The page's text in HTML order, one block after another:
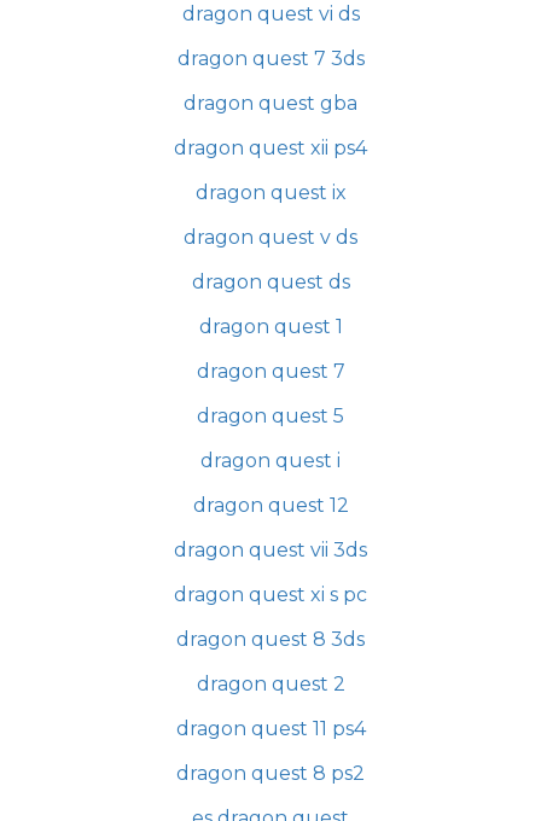
dragon quest vi ds
dragon quest 7 3ds
dragon quest gba
dragon quest xii ps4
dragon quest ix
dragon quest v ds
dragon quest ds
dragon quest 1
dragon quest 7
dragon quest 5
dragon quest i
dragon quest 12
dragon quest vii 3ds
dragon quest xi s pc
dragon quest 8 3ds
dragon quest 2
dragon quest 11 ps4
dragon quest 8 ps2